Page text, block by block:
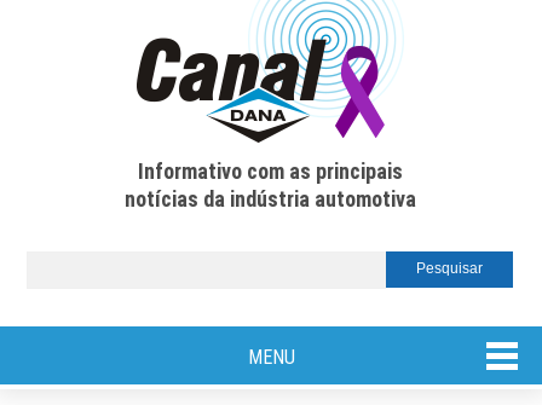
Informativo com as principais
notícias da indústria automotiva
MENU